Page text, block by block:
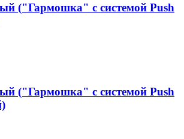
("Гармошка" с системой Push
("Гармошка" с системой Push